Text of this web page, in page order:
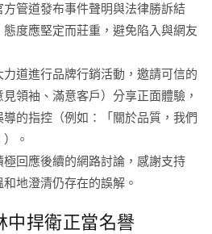
方管道發布事件聲明與法律勝訴結
度應堅定而莊重，避免陷入與網友
力道進行品牌行銷活動，邀請可信的
領袖、滿意客戶）分享正面體驗，
的指控（例如：「關於品質，我們
。
極回應後續的網路討論，感謝支持
地澄清仍存在的誤解。
中捍衛正當名譽